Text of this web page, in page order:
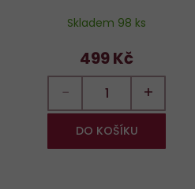
Skladem 98 ks
499 Kč
− +
DO KOŠÍKU